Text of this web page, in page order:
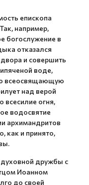
епископа
например,
богослужение в
отказался
и совершить
воде,
всеосвящающую
над верой
всесилие огня,
водосвятие
архимандритов
как и принято,
дружбы с
Иоанном
до своей